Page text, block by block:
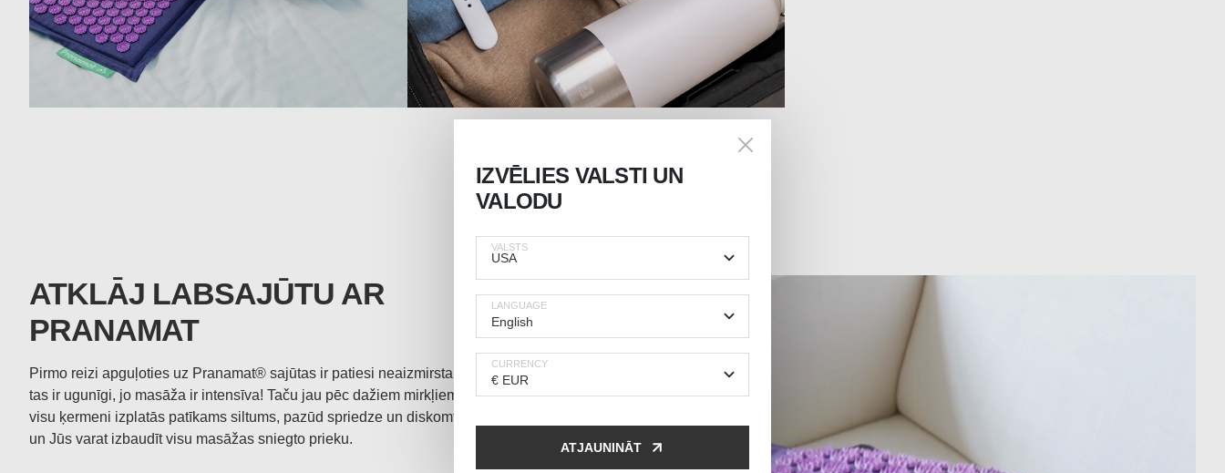
IZVĒLIES VALSTI UN
VALODU
VALSTS
LANGUAGE
CURRENCY
ATJAUNINĀT
ATKLĀJ LABSAJŪTU AR
PRANAMAT
Pirmo reizi apguļoties uz Pranamat® sajūtas ir patiesi neaizmirstamas –
tas ir ugunīgi, jo masāža ir intensīva! Taču jau pēc dažiem mirkļiem pa
visu ķermeni izplatās patīkams siltums, pazūd spriedze un diskomforts,
un Jūs varat izbaudīt visu masāžas sniegto prieku.